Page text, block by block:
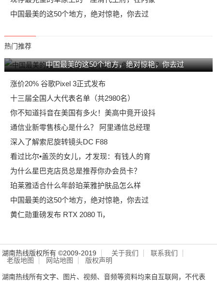
中国最美的这50个地方，绝对惊艳，你去过
热门推荐
中国最美的这50个地方，绝对惊艳，你去过
涨价20% 谷歌Pixel 3正式发布
十三届全国人大代表名单（共2980名）
你不知道抖音在美国有多火！美高中竟开设抖
通信业新零售核心是什么？ 阿里通信总经理
深入了解索尼旋转镜头DC F88
看过比尔•盖茨的女儿，才发现：有钱人的育
为什么星巴克店员总是推荐你办会员卡？
珀莱雅适合什么年龄珀莱雅护肤品怎么样
中国最美的这50个地方，绝对惊艳，你去过
黄仁勋重磅发布 RTX 2080 Ti，
湖南热线版权所有 ©2009-2019 关于我们
联系我们
老版地图
网站地图 版权声明
湖南热线所有文字、图片、视频、音频等资料均来自互联网，不代表